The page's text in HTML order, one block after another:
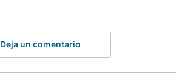
Deja un comentario